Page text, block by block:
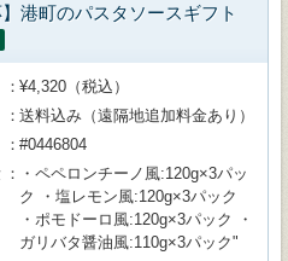
】港町のパスタソースギフト
¥4,320（税込）
送料込み（遠隔地追加料金あり）
#0446804
・ペペロンチーノ風:120g×3パッ
ク ・塩レモン風:120g×3パック
・ポモドーロ風:120g×3パック ・
ガリバタ醤油風:110g×3パック"